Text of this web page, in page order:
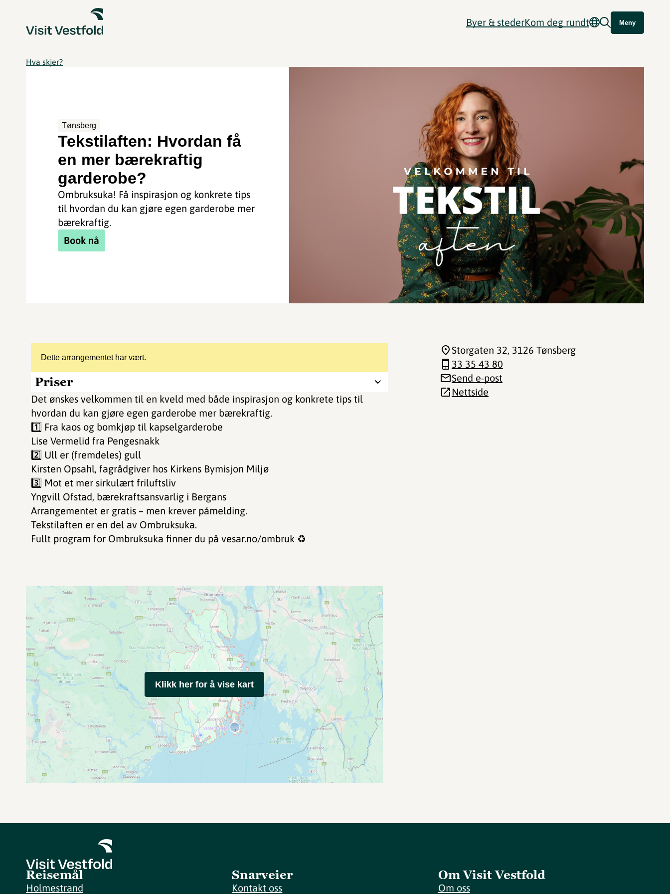
Byer & stederKom deg rundt Meny
Hva skjer?
Tønsberg
Tekstilaften: Hvordan få
en mer bærekraftig
garderobe?
Ombruksuka! Få inspirasjon og konkrete tips
til hvordan du kan gjøre egen garderobe mer
bærekraftig.
Book nå
Dette arrangementet har vært.
Priser
Det ønskes velkommen til en kveld med både inspirasjon og konkrete tips til
hvordan du kan gjøre egen garderobe mer bærekraftig.
1️⃣ Fra kaos og bomkjøp til kapselgarderobe
Lise Vermelid fra Pengesnakk
2️⃣ Ull er (fremdeles) gull
Kirsten Opsahl, fagrådgiver hos Kirkens Bymisjon Miljø
3️⃣ Mot et mer sirkulært friluftsliv
Yngvill Ofstad, bærekraftsansvarlig i Bergans
Arrangementet er gratis – men krever påmelding.
Tekstilaften er en del av Ombruksuka.
Fullt program for Ombruksuka finner du på vesar.no/ombruk ♻️
Storgaten 32, 3126 Tønsberg
33 35 43 80
Send e-post
Nettside
Klikk her for å vise kart
Reisemål
Holmestrand
Snarveier
Kontakt oss
Om Visit Vestfold
Om oss